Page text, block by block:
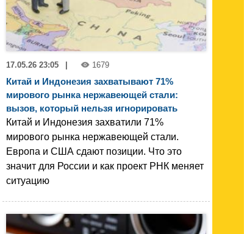
17.05.26 23:05 1679
Китай и Индонезия захватывают 71%
мирового рынка нержавеющей стали:
вызов, который нельзя игнорировать
Китай и Индонезия захватили 71%
мирового рынка нержавеющей стали.
Европа и США сдают позиции. Что это
значит для России и как проект РНК меняет
ситуацию